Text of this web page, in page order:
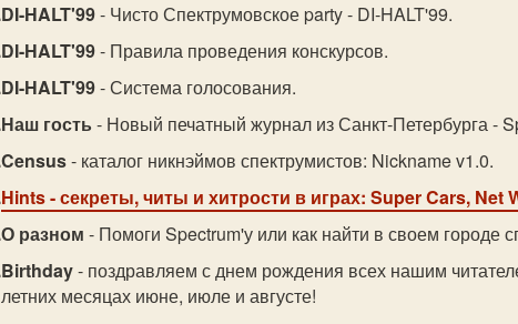
DI-HALT'99- Чисто Спектрумовское party - DI-HALT'99.
DI-HALT'99- Правила проведения конскурсов.
DI-HALT'99- Система голосования.
Наш гость - Новый печатный журнал из Санкт-Петербурга -
Census- каталог никнэймов спектрумистов: Nickname v1.0.
Hints- секреты, читы и хитрости в играх: Super Cars, Net
О разном - Помоги Spectrum'у или как найти в своем городе
Birthday- поздравляем с днем рождения всех нашим
летних месяцах июне, июле и августе!